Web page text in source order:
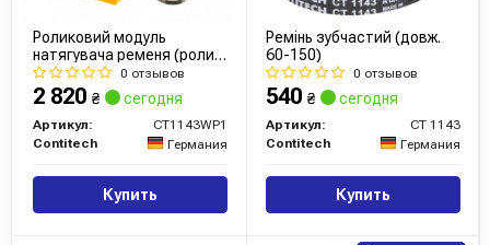
Роликовий модуль
натягувача ременя (ролик,
ремінь, помпа)0 отзывов
2 820 ₴ сегодня
Артикул:
CT1143WP1
Contitech
Германия
Купить
Ремінь зубчастий (довж.
60-150)
0 отзывов
540 ₴ сегодня
Артикул:
CT 1143
Contitech
Германия
Купить